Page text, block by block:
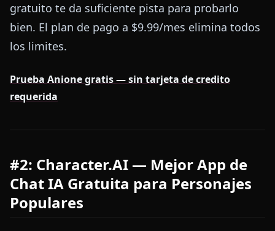
gratuito te da suficiente pista para probarlo
bien. El plan de pago a $9.99/mes elimina todos
los limites.
Prueba Anione gratis — sin tarjeta de credito
requerida
#2: Character.AI — Mejor App de
Chat IA Gratuita para Personajes
Populares